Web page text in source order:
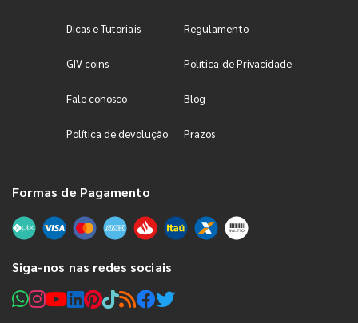
Dicas e Tutoriais Regulamento
GIV coins Política de Privacidade
Fale conosco Blog
Política de devolução Prazos
Formas de Pagamento
Siga-nos nas redes sociais